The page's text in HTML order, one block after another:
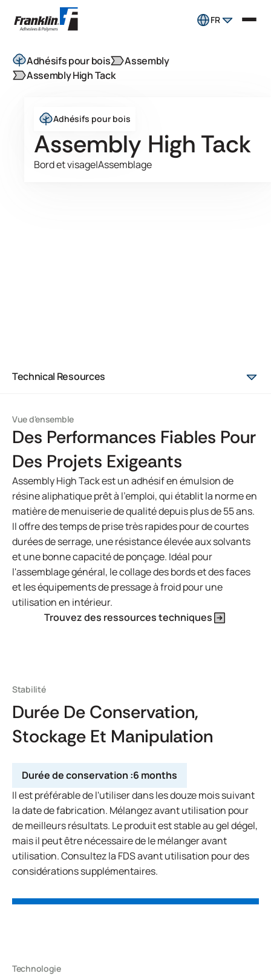
FR
Adhésifs pour bois
Assembly
Assembly High Tack
Adhésifs pour bois
Assembly High Tack
Bord et visage|Assemblage
Technical Resources
Vue d'ensemble
Des Performances Fiables Pour
Des Projets Exigeants
Assembly High Tack est un adhésif en émulsion de
résine aliphatique prêt à l'emploi, qui établit la norme en
matière de menuiserie de qualité depuis plus de 55 ans.
Il offre des temps de prise très rapides pour de courtes
durées de serrage, une résistance élevée aux solvants
et une bonne capacité de ponçage. Idéal pour
l'assemblage général, le collage des bords et des faces
et les équipements de pressage à froid pour une
utilisation en intérieur.
Trouvez des ressources techniques
Stabilité
Durée De Conservation,
Stockage Et Manipulation
Durée de conservation :6 months
Il est préférable de l'utiliser dans les douze mois suivant
la date de fabrication. Mélangez avant utilisation pour
de meilleurs résultats. Le produit est stable au gel dégel,
mais il peut être nécessaire de le mélanger avant
utilisation. Consultez la FDS avant utilisation pour des
considérations supplémentaires.
Technologie